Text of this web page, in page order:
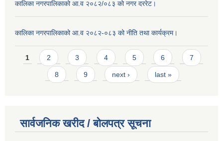
कालिका नगरपालिकाको आ.व २०८२/०८३ को नगर दररेट।
कालिका नगरपालिकाको आ.व २०८२-०८३ को नीति तथा कार्यक्रम।
Pages
1 2 3 4 5 6 7
8 9 next › last »
सार्वजनिक खरीद / बाेलपत्र सूचना